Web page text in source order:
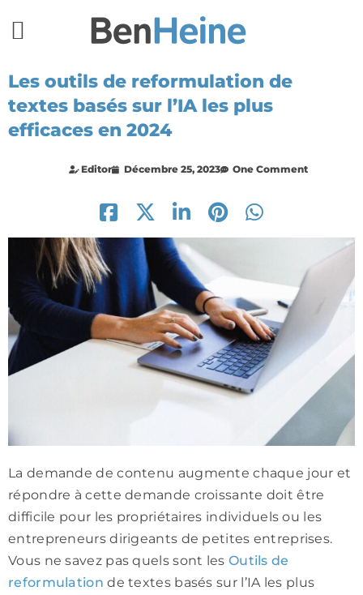
Les outils de reformulation de
textes basés sur l’IA les plus
efficaces en 2024
Editor Décembre 25, 2023 One Comment
La demande de contenu augmente chaque jour et
répondre à cette demande croissante doit être
difficile pour les propriétaires individuels ou les
entrepreneurs dirigeants de petites entreprises.
Vous ne savez pas quels sont les Outils de
reformulation de textes basés sur l’IA les plus